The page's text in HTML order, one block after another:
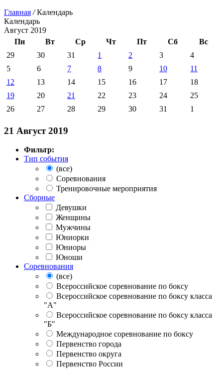
Главная /Календарь
Календарь
Август 2019
Пн
Вт Ср Чт Пт Сб
Вс
29
30 31 1 2 3
4
5
6 7 8 9 10
11
12
13 14 15 16 17
18
19
20 21 22 23 24
25
26
27 28 29 30 31 1
21 Август 2019
Фильтр:
Тип события
(все)
Соревнования
Тренировочные мероприятия
Сборные
Девушки
Женщины
Мужчины
Юниорки
Юниоры
Юноши
Соревнования
(все)
Всероссийское соревнование по боксу
Всероссийское соревнование по боксу класса
"А"
Всероссийское соревнование по боксу класса
"Б"
Международное соревнование по боксу
Первенство города
Первенство округа
Первенство России